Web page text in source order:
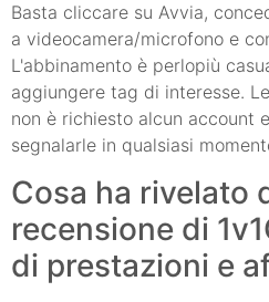
Basta cliccare su Avvia,
a videocamera/microfono e
L'abbinamento è perlopiù
aggiungere tag di interesse.
non è richiesto alcun account
segnalarle in qualsiasi
Cosa ha rivelato
recensione di
di prestazioni e